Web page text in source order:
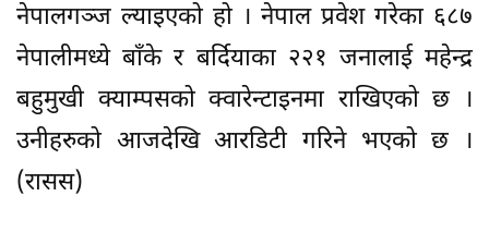
नेपालगञ्ज ल्याइएको हो । नेपाल प्रवेश गरेका ६८७
नेपालीमध्ये बाँके र बर्दियाका २२१ जनालाई महेन्द्र
बहुमुखी क्याम्पसको क्वारेन्टाइनमा राखिएको छ ।
उनीहरुको आजदेखि आरडिटी गरिने भएको छ ।
(रासस)